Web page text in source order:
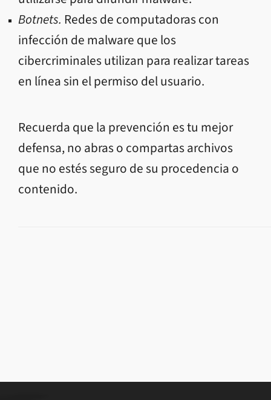
Botnets. Redes de computadoras con
infección de malware que los
cibercriminales utilizan para realizar tareas
en líneasin el permiso del usuario.
Recuerda que la prevención es tu mejor
defensa, no abras o compartas archivos
que no estés seguro de su procedencia o
contenido.